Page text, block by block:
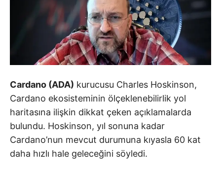
Cardano (ADA) kurucusu Charles Hoskinson,
Cardano ekosisteminin ölçeklenebilirlik yol
haritasına ilişkin dikkat çeken açıklamalarda
bulundu. Hoskinson, yıl sonuna kadar
Cardano’nun mevcut durumuna kıyasla 60 kat
daha hızlı hale geleceğini söyledi.